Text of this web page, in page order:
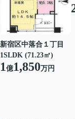
新宿区中落合１丁目
1SLDK (71.23㎡)
1億1,850万円